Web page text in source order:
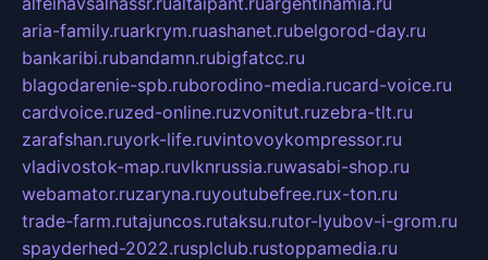
aria-family.ruarkrym.ruashanet.rubelgorod-day.ru
bankaribi.rubandamn.rubigfatcc.ru
blagodarenie-spb.ruborodino-media.rucard-voice.ru
cardvoice.ruzed-online.ruzvonitut.ruzebra-tlt.ru
zarafshan.ruyork-life.ruvintovoykompressor.ru
vladivostok-map.ruvlknrussia.ruwasabi-shop.ru
webamator.ruzaryna.ruyoutubefree.rux-ton.ru
trade-farm.rutajuncos.rutaksu.rutor-lyubov-i-grom.ru
spayderhed-2022.rusplclub.rustoppamedia.ru